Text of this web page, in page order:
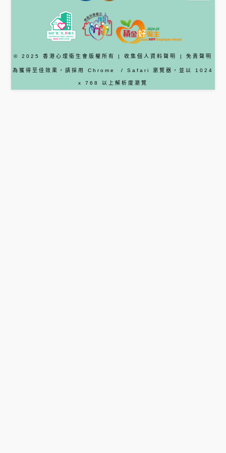
© 2025 香港心理衞生會版權所有 | 收集個人資料聲明 | 免責聲明
為獲得至佳效果，請採用 Chrome / Safari 瀏覽器 ，並以 1024
x 768 以上解析度瀏覽